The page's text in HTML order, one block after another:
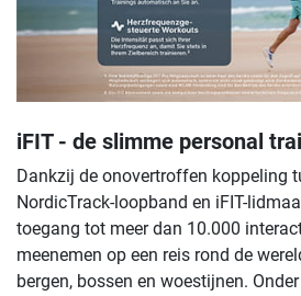
iFIT - de slimme personal
Dankzij de onovertroffen koppeling
NordicTrack-loopband en iFIT-
toegang tot meer dan 10.000
meenemen op een reis rond de
bergen, bossen en woestijnen.